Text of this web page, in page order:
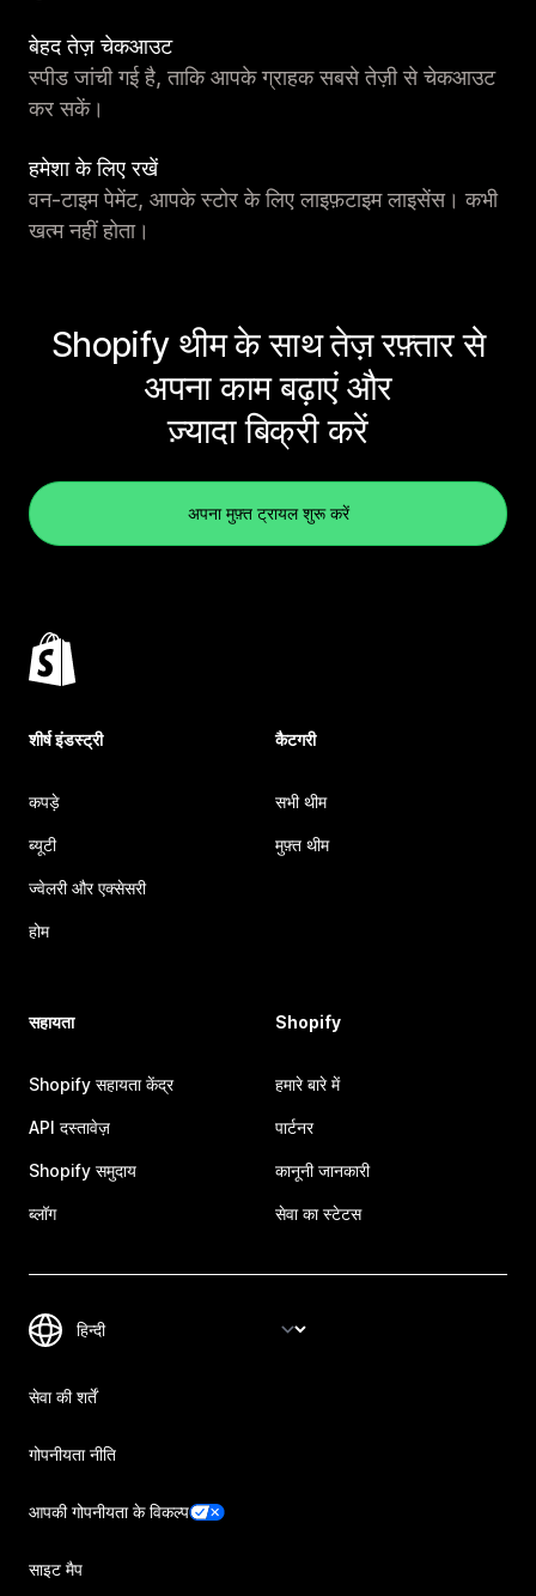
बेहद तेज़ चेकआउट
स्पीड जांची गई है, ताकि आपके ग्राहक सबसे तेज़ी से चेकआउट
कर सकें।
हमेशा के लिए रखें
वन-टाइम पेमेंट, आपके स्टोर के लिए लाइफ़टाइम लाइसेंस। कभी
खत्म नहीं होता।
Shopify थीम के साथ तेज़ रफ़्तार से
अपना काम बढ़ाएं और
ज़्यादा बिक्री करें
अपना मुफ़्त ट्रायल शुरू करें
शीर्ष इंडस्ट्री
कपड़े
ब्यूटी
ज्वेलरी और एक्सेसरी
होम
कैटगरी
सभी थीम
मुफ़्त थीम
सहायता
Shopify सहायता केंद्र
API दस्तावेज़
Shopify समुदाय
ब्लॉग
Shopify
हमारे बारे में
पार्टनर
कानूनी जानकारी
सेवा का स्टेटस
सेवा की शर्तें
गोपनीयता नीति
आपकी गोपनीयता के विकल्प
साइट मैप